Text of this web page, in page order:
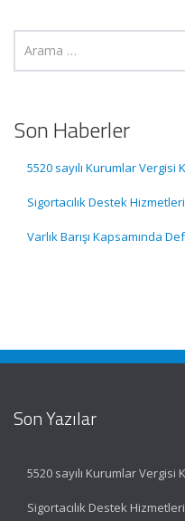
Son Haberler
5520 sayılı Kurumlar
Sigortacılık Destek
Varlık Barışı Kapsamında
Son Yazılar
5520 sayılı Kurumlar
Sigortacılık Destek